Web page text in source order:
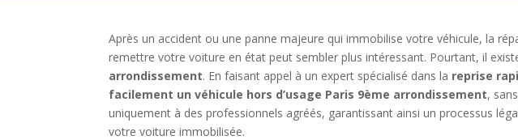
Après un accident ou une panne majeure qui immobilise votre véhicule, la
remettre votre voiture en état peut sembler plus intéressant. Pourtant, il
arrondissement. En faisant appel à un expert spécialisé dans la reprise
facilement un véhicule hors d’usage Paris 9ème arrondissement,
uniquement à des professionnels agréés, garantissant ainsi un processus
votre voiture immobilisée.